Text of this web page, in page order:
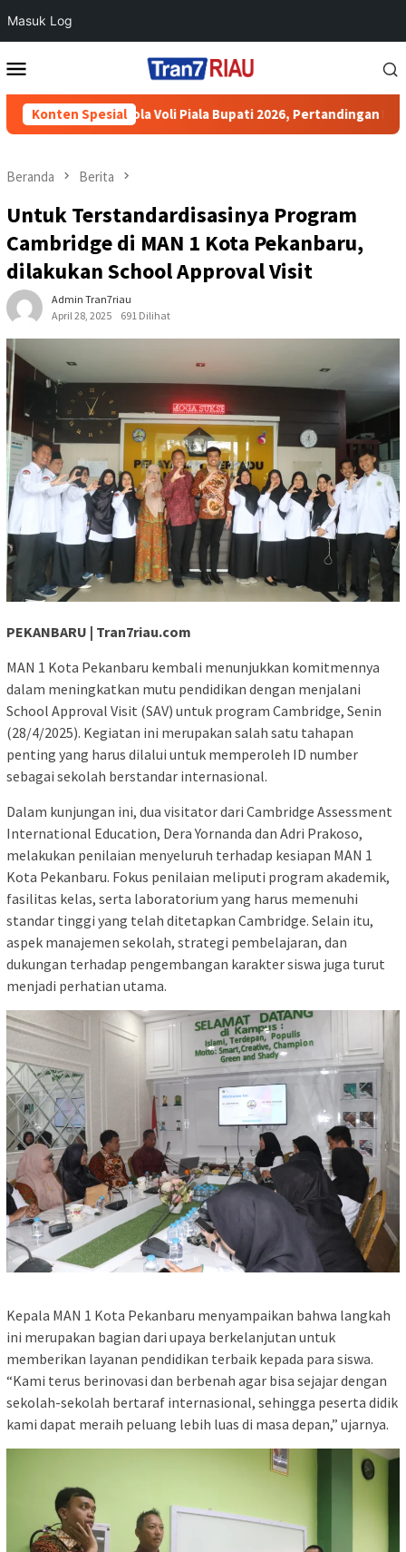
Masuk Log
ke
Mobile
Konten Spesial
Bola Voli Piala Bupati 2026, Pertandingan Berjalan Aman
Beranda Berita
Untuk Terstandardisasinya Program
Cambridge di MAN 1 Kota Pekanbaru,
dilakukan School Approval Visit
Admin Tran7riau
April 28, 2025
691 Dilihat
PEKANBARU | Tran7riau.com
MAN 1 Kota Pekanbaru kembali menunjukkan komitmennya
dalam meningkatkan mutu pendidikan dengan menjalani
School Approval Visit (SAV) untuk program Cambridge, Senin
(28/4/2025). Kegiatan ini merupakan salah satu tahapan
penting yang harus dilalui untuk memperoleh ID number
sebagai sekolah berstandar internasional.
Dalam kunjungan ini, dua visitator dari Cambridge Assessment
International Education, Dera Yornanda dan Adri Prakoso,
melakukan penilaian menyeluruh terhadap kesiapan MAN 1
Kota Pekanbaru. Fokus penilaian meliputi program akademik,
fasilitas kelas, serta laboratorium yang harus memenuhi
standar tinggi yang telah ditetapkan Cambridge. Selain itu,
aspek manajemen sekolah, strategi pembelajaran, dan
dukungan terhadap pengembangan karakter siswa juga turut
menjadi perhatian utama.
Kepala MAN 1 Kota Pekanbaru menyampaikan bahwa langkah
ini merupakan bagian dari upaya berkelanjutan untuk
memberikan layanan pendidikan terbaik kepada para siswa.
“Kami terus berinovasi dan berbenah agar bisa sejajar dengan
sekolah-sekolah bertaraf internasional, sehingga peserta didik
kami dapat meraih peluang lebih luas di masa depan,” ujarnya.